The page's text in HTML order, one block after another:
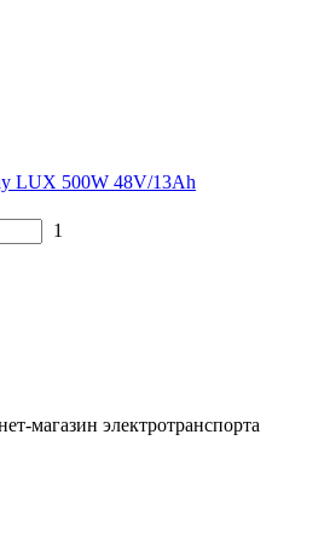
LUX 500W 48V/13Ah
1
магазин электротранспорта